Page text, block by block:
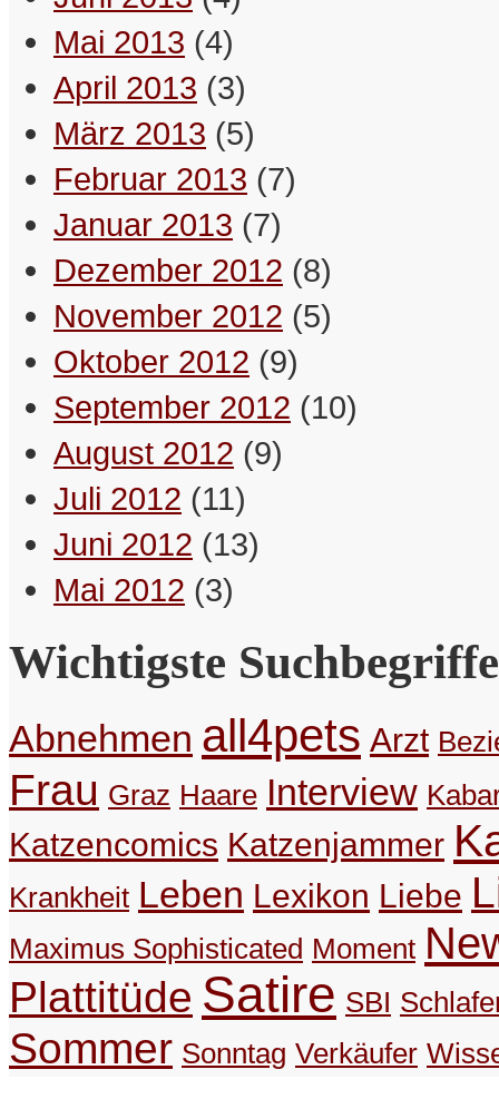
Auf der Briefwaage des Lebens hat
– Schreibselbraut
Bookmarken & Teilen
Manchmal glaub man, man sei der
erste, dabei sind alle schon weg.
– Schreibselbraut
Bookmarken & Teilen
Mai 2013 (4)
April 2013 (3)
März 2013 (5)
Februar 2013 (7)
Januar 2013 (7)
Dezember 2012 (8)
November 2012 (5)
Oktober 2012 (9)
September 2012 (10)
August 2012 (9)
Juli 2012 (11)
Juni 2012 (13)
Mai 2012 (3)
Wichtigste Suchbegriffe
Abnehmen all4pets Arzt
Frau Graz Haare Interview
Katzencomics Katzenjammer
Krankheit Leben Lexikon Liebe
Maximus Sophisticated Moment
Plattitüde Satire SBI
Sommer Sonntag Verkäufer